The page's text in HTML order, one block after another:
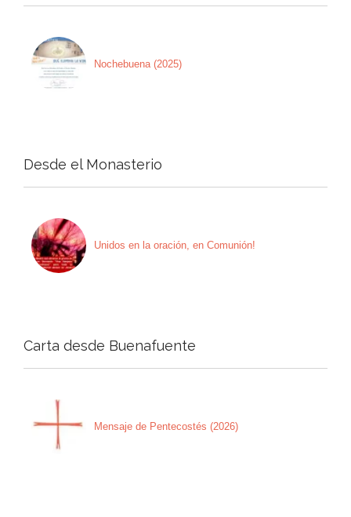
Nochebuena (2025)
Desde el Monasterio
Unidos en la oración, en Comunión!
Carta desde Buenafuente
Mensaje de Pentecostés (2026)